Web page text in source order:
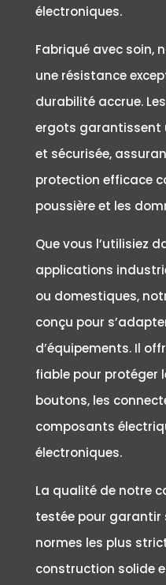
électroniques.
Fabriqué avec soin,
une résistance
durabilité accrue.
ergots garantissent
et sécurisée,
protection efficace
poussière et les
Que vous l’utilisiez
applications
ou domestiques,
conçu pour
d’équipements. Il
fiable pour protéger
boutons, les
composants
électroniques.
La qualité de notre
testée pour garantir
normes les plus
construction solide